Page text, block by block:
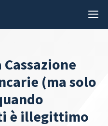
(ma solo
è illegittimo